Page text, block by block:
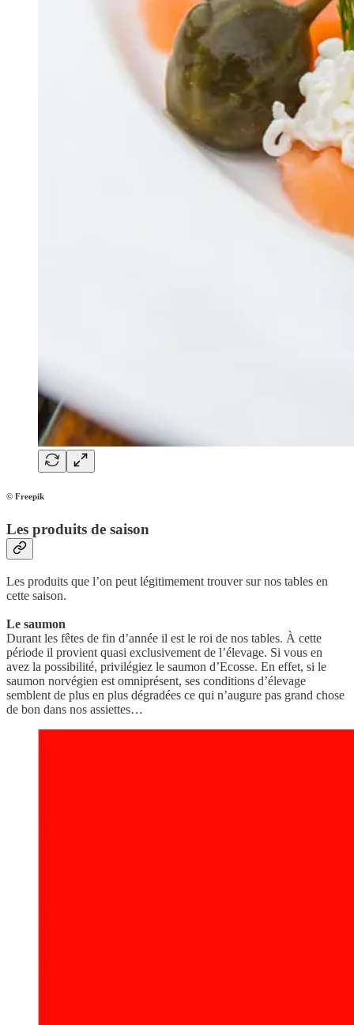
© Freepik
Les produits de saison
Les produits que l’on peut légitimement trouver sur nos tables en
cette saison.
Le saumon
Durant les fêtes de fin d’année il est le roi de nos tables. À cette
période il provient quasi exclusivement de l’élevage. Si vous en
avez la possibilité, privilégiez le saumon d’Ecosse. En effet, si le
saumon norvégien est omniprésent, ses conditions d’élevage
semblent de plus en plus dégradées ce qui n’augure pas grand chose
de bon dans nos assiettes…